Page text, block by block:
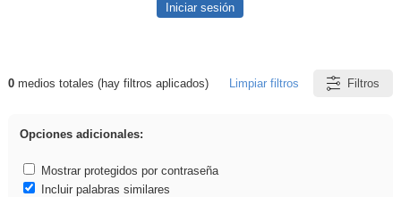
Iniciar sesión
Resultados de: Eventos
0medios totales (hay filtros aplicados) Limpiar filtros Filtros
Opciones adicionales:
Mostrar protegidos por contraseña
Incluir palabras similares